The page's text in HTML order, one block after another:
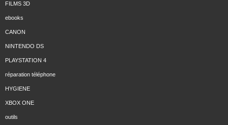
FILMS 3D
ebooks
CANON
NINTENDO DS
PLAYSTATION 4
réparation téléphone
HYGIENE
XBOX ONE
outils